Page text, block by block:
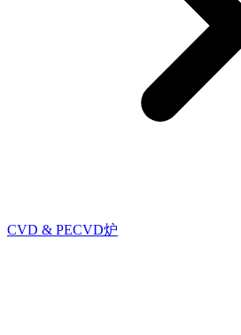
CVD & PECVD炉